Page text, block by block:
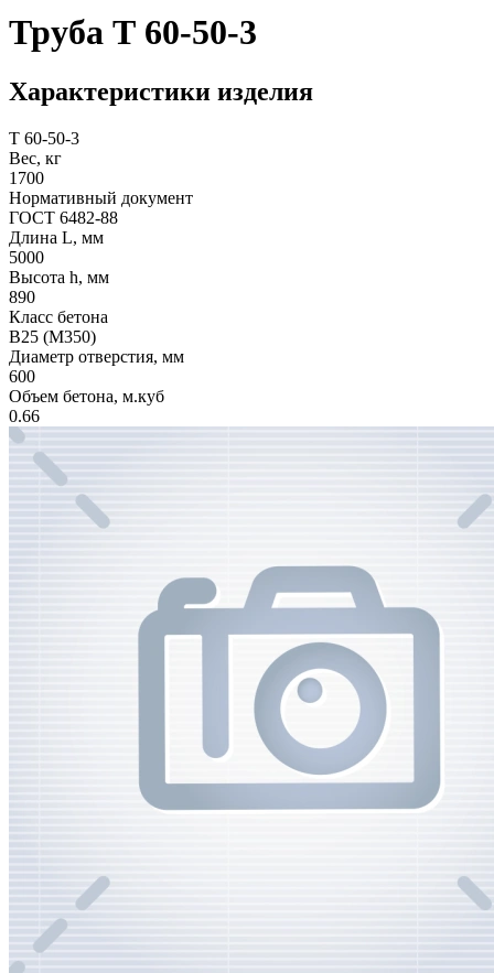
Труба Т 60-50-3
Характеристики изделия
Т 60-50-3
Вес, кг
1700
Нормативный документ
ГОСТ 6482-88
Длина L, мм
5000
Высота h, мм
890
Класс бетона
В25 (М350)
Диаметр отверстия, мм
600
Объем бетона, м.куб
0.66